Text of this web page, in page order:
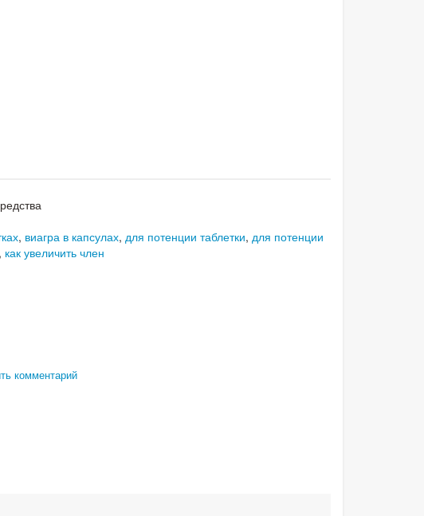
, виагра в капсулах, для потенции таблетки, для потенции
, как увеличить член
комментарий